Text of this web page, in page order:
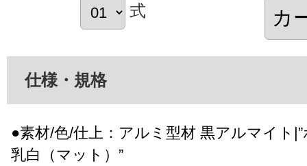
式
仕様・規格
●素材/色/仕上：アルミ型材 黒アルマイト
乳白（マット）”